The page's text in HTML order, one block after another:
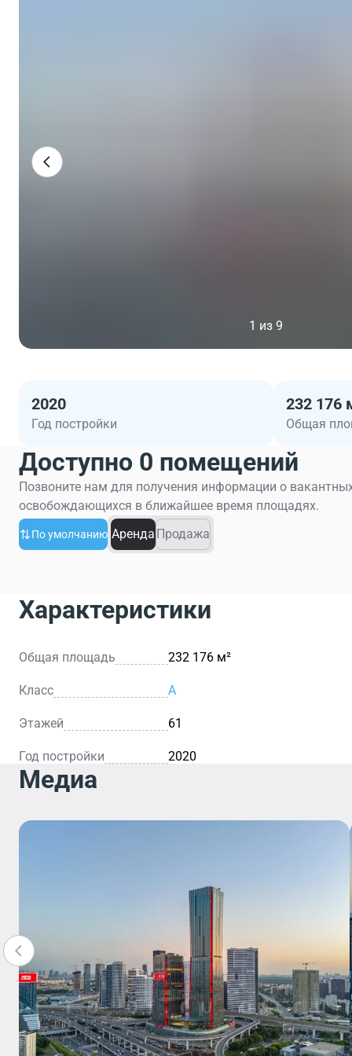
1 из 9
2020
Год постройки
232 176
Общая
Доступно 0 помещений
Позвоните нам для получения информации о
освобождающихся в ближайшее время площадях.
По умолчанию Аренда Продажа
Характеристики
Общая площадь 232 176 м²
Класс A
Этажей 61
Год постройки 2020
Медиа
Отделение
Банка